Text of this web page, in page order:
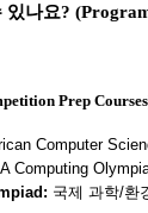
나요?
Prep
Computer
Computing
국제 과학/환